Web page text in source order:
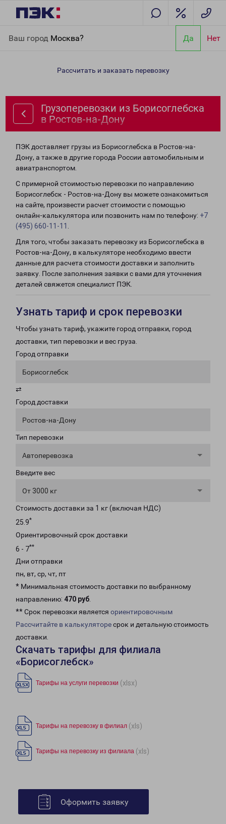
Ваш город Москва? Да Нет
Ростов-на-Дону
Рассчитать и заказать перевозку
Грузоперевозки из Борисоглебска
в Ростов-на-Дону
ПЭК доставляет грузы из Борисоглебска в Ростов-на-
Дону, а также в другие города России автомобильным и
авиатранспортом.
С примерной стоимостью перевозки по направлению
Борисоглебск - Ростов-на-Дону вы можете ознакомиться
на сайте, произвести расчет стоимости с помощью
онлайн-калькулятора или позвонить нам по телефону: +7
(495) 660-11-11
Для того, чтобы заказать перевозку из Борисоглебска в
Ростов-на-Дону, в калькуляторе необходимо ввести
данные для расчета стоимости доставки и заполнить
заявку. После заполнения заявки с вами для уточнения
деталей свяжется специалист ПЭК.
Узнать тариф и срок перевозки
Чтобы узнать тариф, укажите город отправки, город
доставки, тип перевозки и вес груза.
Город отправки
Борисоглебск
⇄
Город доставки
Ростов-на-Дону
Тип перевозки
Автоперевозка
Введите вес
От 3000 кг
Стоимость доставки за 1 кг (включая НДС)
25.9*
Ориентировочный срок доставки
6 - 7**
Дни отправки
пн, вт, ср, чт, пт
* Минимальная стоимость доставки по выбранному
направлению: 470 руб.
** Срок перевозки является ориентировочным
Рассчитайте в калькуляторесрок и детальную стоимость
доставки.
Скачать тарифы для филиала
«Борисоглебск»
Тарифы на услуги перевозки (xlsx)
Тарифы на перевозку в филиал (xls)
Тарифы на перевозку из филиала (xls)
Оформить заявку